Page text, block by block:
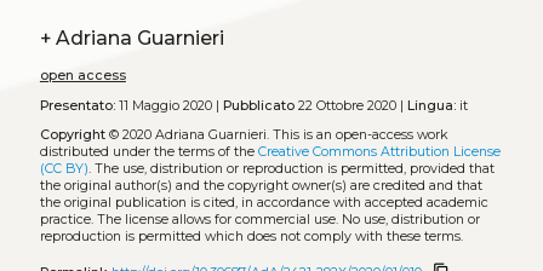
+ Adriana Guarnieri
open access
Presentato:11 Maggio 2020 | Pubblicato22 Ottobre 2020 | Lingua:it
Copyright© 2020 Adriana Guarnieri. This is an open-access work
distributed under the terms of the Creative Commons Attribution License
(CC BY). The use, distribution or reproduction is permitted, provided that
the original author(s) and the copyright owner(s) are credited and that
the original publication is cited, in accordance with accepted academic
practice. The license allows for commercial use. No use, distribution or
reproduction is permitted which does not comply with these terms.